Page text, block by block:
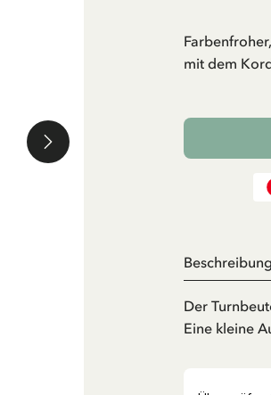
mit dem
Beschreibung
Der
Eine kleine